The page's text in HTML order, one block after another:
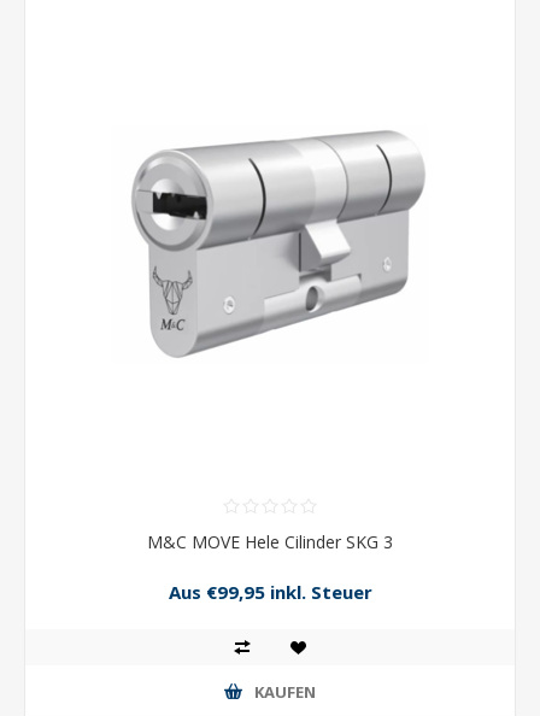
M&C MOVE Hele Cilinder SKG 3
Aus €99,95 inkl. Steuer
KAUFEN